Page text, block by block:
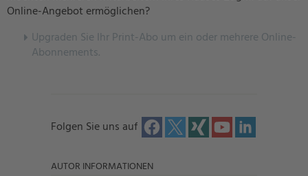
Online-Angebot ermöglichen?
Upgraden Sie Ihr Print-Abo um ein oder mehrere Online-
Abonnements.
Folgen Sie uns auf
AUTOR INFORMATIONEN